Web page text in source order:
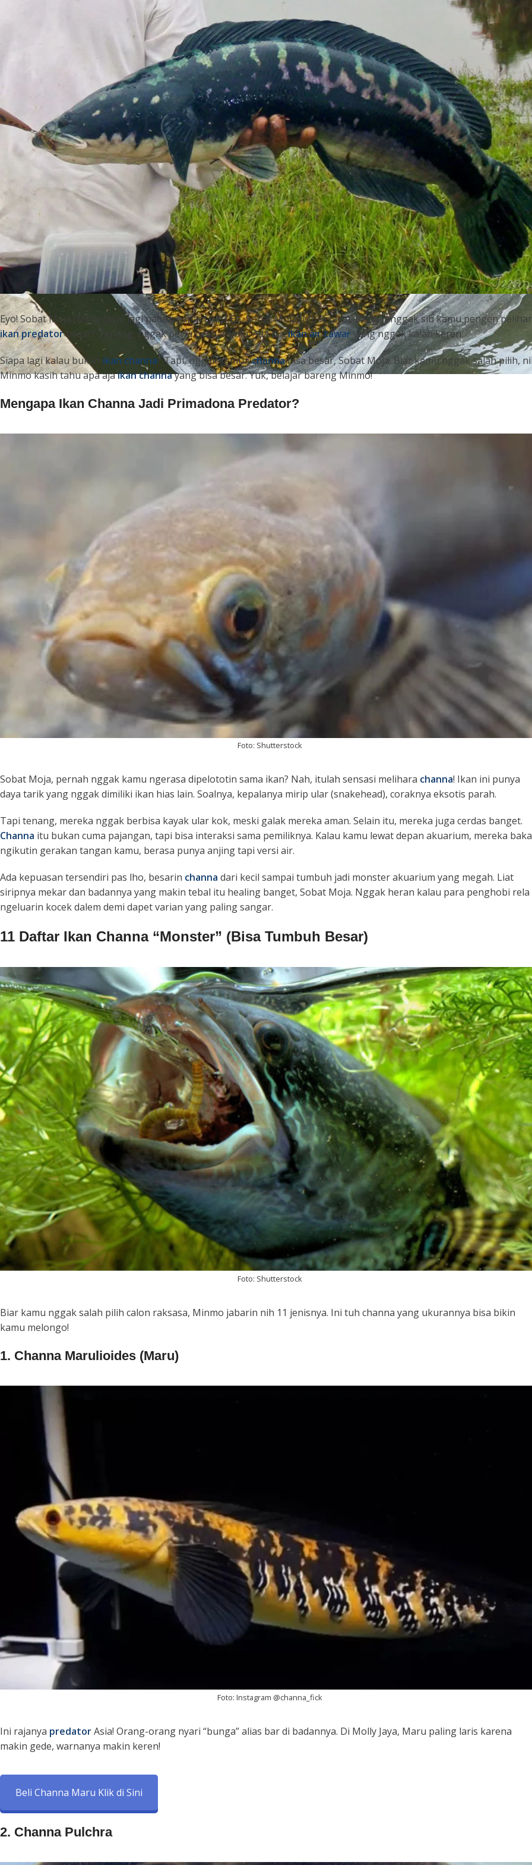
Eyo! Sobat Moja (Molly Jaya) lagi pada ngapain nih? Eh, Sobat Moja (Molly Jaya), pernah nggak sih kamu pengen
ikan predatorbesar? Tenang, nggak perlu pelihara hiu. Ada nihikan air tawaryang nggak kalah keren.
Siapa lagi kalau bukan ikan channa? Tapi, nggak semuachannabisa besar, Sobat Moja. Biar kamu nggak salah pilih,
Minmo kasih tahu apa ajaikan channayang bisa besar. Yuk, belajar bareng Minmo!
Mengapa Ikan Channa Jadi Primadona Predator?
Foto: Shutterstock
Sobat Moja, pernah nggak kamu ngerasa dipelototin sama ikan? Nah, itulah sensasi melihara channa! Ikan ini punya
daya tarik yang nggak dimiliki ikan hias lain. Soalnya, kepalanya mirip ular (snakehead), coraknya eksotis parah.
Tapi tenang, mereka nggak berbisa kayak ular kok, meski galak mereka aman. Selain itu, mereka juga cerdas banget.
Channa itu bukan cuma pajangan, tapi bisa interaksi sama pemiliknya. Kalau kamu lewat depan akuarium, mereka
ngikutin gerakan tangan kamu, berasa punya anjing tapi versi air.
Ada kepuasan tersendiri pas lho, besarin channa dari kecil sampai tumbuh jadi monster akuarium yang megah. Liat
siripnya mekar dan badannya yang makin tebal itu healing banget, Sobat Moja. Nggak heran kalau para penghobi rela
ngeluarin kocek dalem demi dapet varian yang paling sangar.
11 Daftar Ikan Channa “Monster” (Bisa Tumbuh Besar)
Foto: Shutterstock
Biar kamu nggak salah pilih calon raksasa, Minmo jabarin nih 11 jenisnya. Ini tuh channa yang ukurannya bisa bikin
kamu melongo!
1. Channa Marulioides (Maru)
Foto: Instagram @channa_fick
Ini rajanya predatorAsia! Orang-orang nyari “bunga” alias bar di badannya. Di Molly Jaya, Maru paling laris karena
makin gede, warnanya makin keren!
Beli Channa Maru Klik di Sini
2. Channa Pulchra